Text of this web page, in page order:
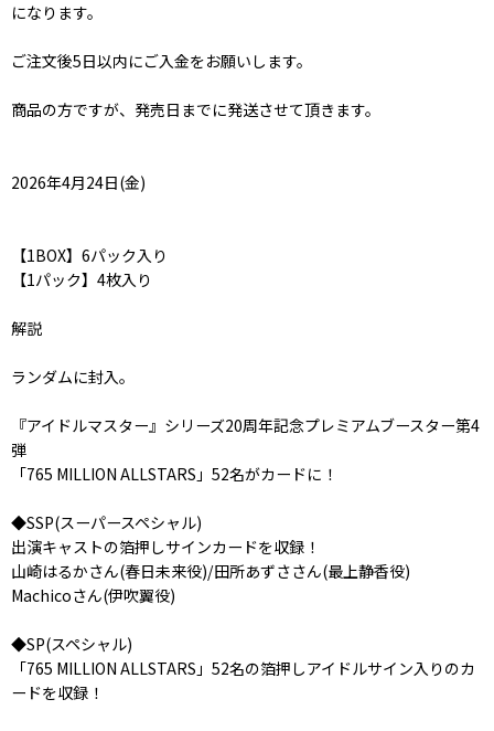
になります。
ご注文後5日以内にご入金をお願いします。
商品の方ですが、発売日までに発送させて頂きます。
2026年4月24日(金)
【1BOX】6パック入り
【1パック】4枚入り
解説
ランダムに封入。
『アイドルマスター』シリーズ20周年記念プレミアムブースター第4
弾
「765 MILLION ALLSTARS」52名がカードに！
◆SSP(スーパースペシャル)
出演キャストの箔押しサインカードを収録！
山崎はるかさん(春日未来役)/田所あずささん(最上静香役)
Machicoさん(伊吹翼役)
◆SP(スペシャル)
「765 MILLION ALLSTARS」52名の箔押しアイドルサイン入りのカ
ードを収録！